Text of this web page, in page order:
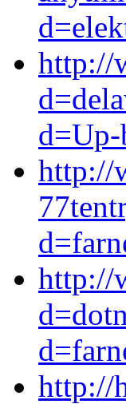
http://
http://
http://
http://